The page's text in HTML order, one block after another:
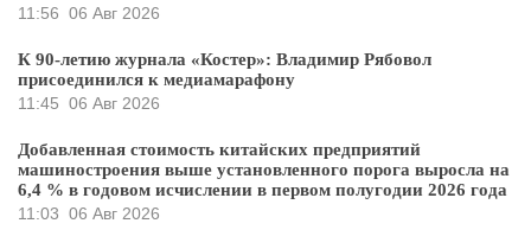
11:56 06 Авг 2026
К 90-летию журнала «Костер»: Владимир Рябовол
присоединился к медиамарафону
11:45 06 Авг 2026
Добавленная стоимость китайских предприятий
машиностроения выше установленного порога выросла на
6,4 % в годовом исчислении в первом полугодии 2026 года
11:03 06 Авг 2026